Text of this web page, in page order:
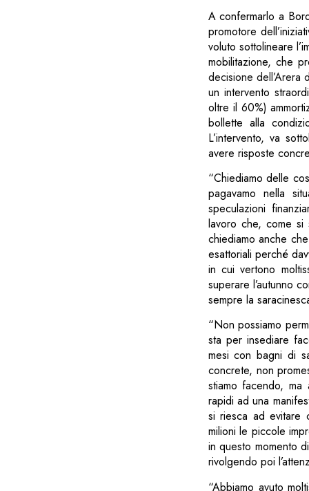
A confermarlo a
promotore
voluto sottolineare
mobilitazione, che
decisione dell’Arera
un intervento
oltre il 60%)
bollette alla
L’intervento, va
avere risposte
“Chiediamo delle
pagavamo nella
speculazioni
lavoro che, come si
chiediamo anche
esattoriali perché
in cui vertono
superare l’autunno
sempre la
“Non possiamo
sta per insediare
mesi con bagni di
concrete, non
stiamo facendo,
rapidi ad una
si riesca ad evitare
milioni le piccole
in questo momento
rivolgendo poi
“Abbiamo avuto